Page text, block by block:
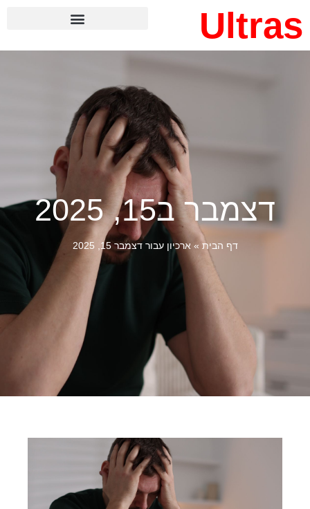
Ultras
דצמבר ב15, 2025
דף הבית » ארכיון עבור דצמבר 15, 2025